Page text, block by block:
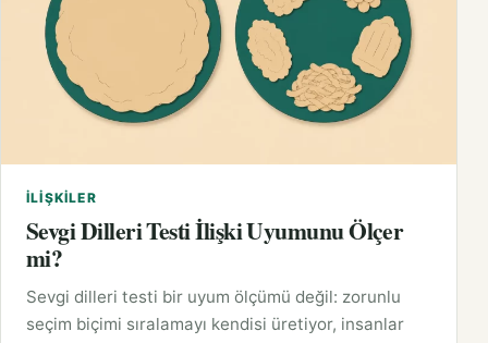
İLIŞKILER
Sevgi Dilleri Testi İlişki Uyumunu Ölçer
mi?
Sevgi dilleri testi bir uyum ölçümü değil: zorunlu
seçim biçimi sıralamayı kendisi üretiyor, insanlar